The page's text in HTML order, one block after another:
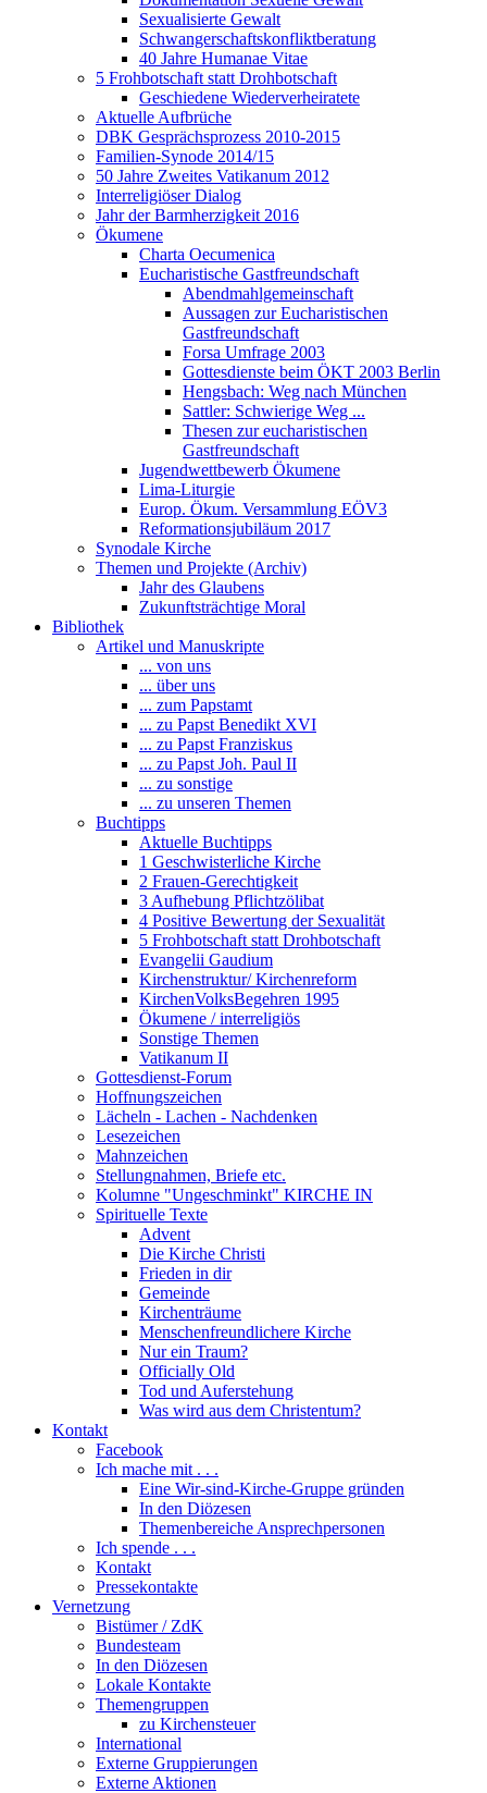
Sexualisierte Gewalt
Schwangerschaftskonfliktberatung
40 Jahre Humanae Vitae
5 Frohbotschaft statt Drohbotschaft
Geschiedene Wiederverheiratete
Aktuelle Aufbrüche
DBK Gesprächsprozess 2010-2015
Familien-Synode 2014/15
50 Jahre Zweites Vatikanum 2012
Interreligiöser Dialog
Jahr der Barmherzigkeit 2016
Ökumene
Charta Oecumenica
Eucharistische Gastfreundschaft
Abendmahlgemeinschaft
Aussagen zur Eucharistischen
Gastfreundschaft
Forsa Umfrage 2003
Gottesdienste beim ÖKT 2003 Berlin
Hengsbach: Weg nach München
Sattler: Schwierige Weg ...
Thesen zur eucharistischen
Gastfreundschaft
Jugendwettbewerb Ökumene
Lima-Liturgie
Europ. Ökum. Versammlung EÖV3
Reformationsjubiläum 2017
Synodale Kirche
Themen und Projekte (Archiv)
Jahr des Glaubens
Zukunftsträchtige Moral
Bibliothek
Artikel und Manuskripte
... von uns
... über uns
... zum Papstamt
... zu Papst Benedikt XVI
... zu Papst Franziskus
... zu Papst Joh. Paul II
... zu sonstige
... zu unseren Themen
Buchtipps
Aktuelle Buchtipps
1 Geschwisterliche Kirche
2 Frauen-Gerechtigkeit
3 Aufhebung Pflichtzölibat
4 Positive Bewertung der Sexualität
5 Frohbotschaft statt Drohbotschaft
Evangelii Gaudium
Kirchenstruktur/ Kirchenreform
KirchenVolksBegehren 1995
Ökumene / interreligiös
Sonstige Themen
Vatikanum II
Gottesdienst-Forum
Hoffnungszeichen
Lächeln - Lachen - Nachdenken
Lesezeichen
Mahnzeichen
Stellungnahmen, Briefe etc.
Kolumne "Ungeschminkt" KIRCHE IN
Spirituelle Texte
Advent
Die Kirche Christi
Frieden in dir
Gemeinde
Kirchenträume
Menschenfreundlichere Kirche
Nur ein Traum?
Officially Old
Tod und Auferstehung
Was wird aus dem Christentum?
Kontakt
Facebook
Ich mache mit . . .
Eine Wir-sind-Kirche-Gruppe gründen
In den Diözesen
Themenbereiche Ansprechpersonen
Ich spende . . .
Kontakt
Pressekontakte
Vernetzung
Bistümer / ZdK
Bundesteam
In den Diözesen
Lokale Kontakte
Themengruppen
zu Kirchensteuer
International
Externe Gruppierungen
Externe Aktionen